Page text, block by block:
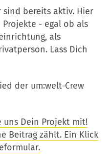
sind bereits aktiv. Hier
- egal ob als
als
Lass Dich
der um:welt-Crew
uns Dein Projekt mit!
Beitrag zählt. Ein Klick